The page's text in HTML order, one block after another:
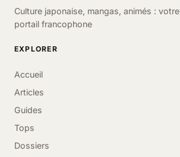
Culture japonaise, mangas, animés : votre
portail francophone
EXPLORER
Accueil
Articles
Guides
Tops
Dossiers